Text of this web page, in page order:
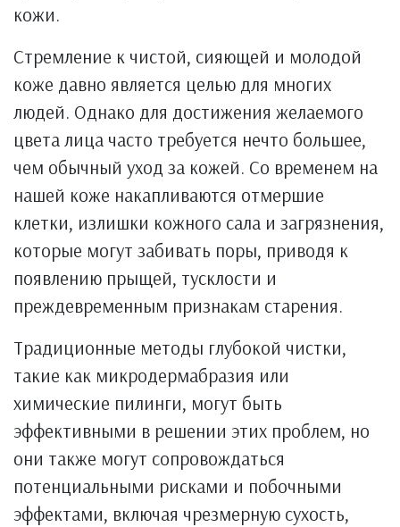
кожи.
Стремление к чистой, сияющей и молодой
коже давно является целью для многих
людей. Однако для достижения желаемого
цвета лица часто требуется нечто большее,
чем обычный уход за кожей. Со временем на
нашей коже накапливаются отмершие
клетки, излишки кожного сала и загрязнения,
которые могут забивать поры, приводя к
появлению прыщей, тусклости и
преждевременным признакам старения.
Традиционные методы глубокой чистки,
такие как микродермабразия или
химические пилинги, могут быть
эффективными в решении этих проблем, но
они также могут сопровождаться
потенциальными рисками и побочными
эффектами, включая чрезмерную сухость,